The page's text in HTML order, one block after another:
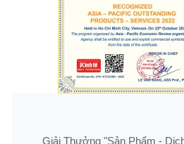
Giải Thưởng "Sản Phẩm -